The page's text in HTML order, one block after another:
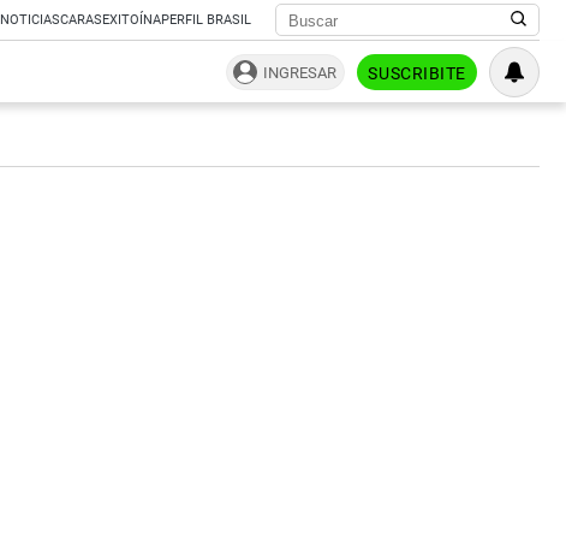
NOTICIASCARASEXITOÍNAPERFIL BRASIL
INGRESAR SUSCRIBITE